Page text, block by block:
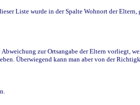
Liste wurde in der Spalte Wohnort der Eltern,
zur Ortsangabe der Eltern vorliegt,
Überwiegend kann man aber von der